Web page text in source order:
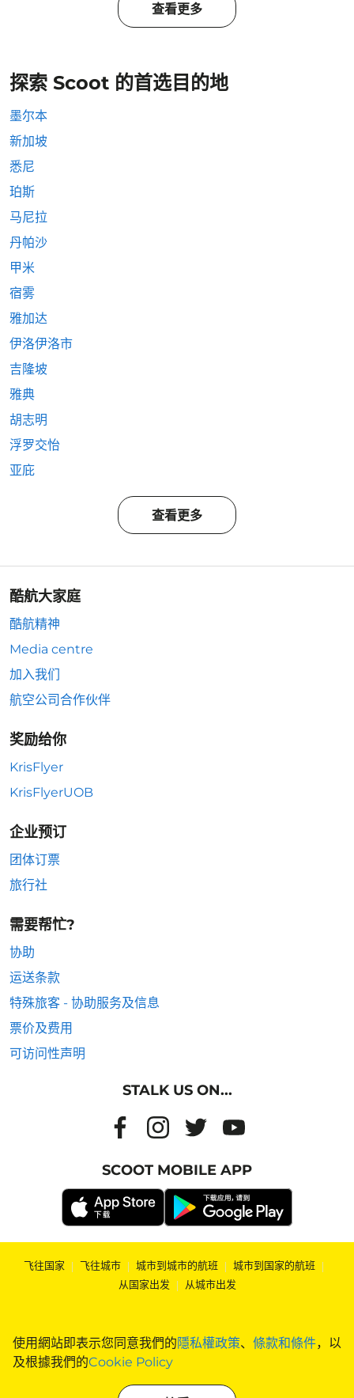
使用網站即表示您同意我們的隱私權政策、 條款和條件，以
及根據我們的Cookie Policy
查看更多
探索 Scoot 的首选目的地
墨尔本
新加坡
悉尼
珀斯
马尼拉
丹帕沙
甲米
宿雾
雅加达
伊洛伊洛市
吉隆坡
雅典
胡志明
浮罗交怡
亚庇
查看更多
酷航大家庭
酷航精神
Media centre
加入我们
航空公司合作伙伴
奖励给你
KrisFlyer
KrisFlyerUOB
企业预订
团体订票
旅行社
需要帮忙?
协助
运送条款
特殊旅客 - 协助服务及信息
票价及费用
可访问性声明
STALK US ON...
SCOOT MOBILE APP
飞往国家 | 飞往城市 | 城市到城市的航班 | 城市到国家的航班 |
从国家出发 | 从城市出发